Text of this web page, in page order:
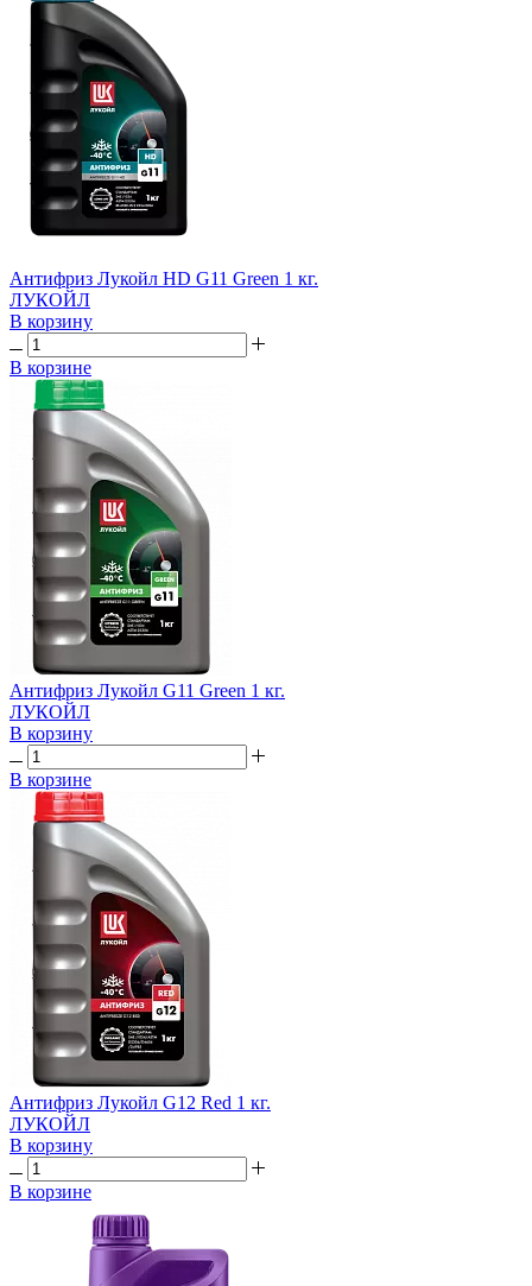
Антифриз Лукойл HD G11 Green 1 кг.
ЛУКОЙЛ
В корзину
В корзине
Антифриз Лукойл G11 Green 1 кг.
ЛУКОЙЛ
В корзину
В корзине
Антифриз Лукойл G12 Red 1 кг.
ЛУКОЙЛ
В корзину
В корзине